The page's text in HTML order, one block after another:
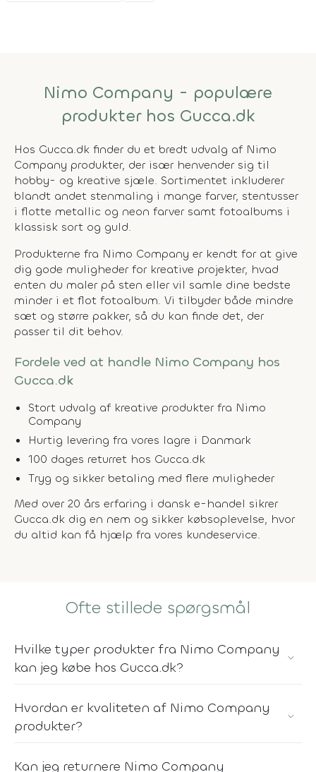
Nimo Company - populære
produkter hos Gucca.dk
Hos Gucca.dk finder du et bredt udvalg af Nimo
Company produkter, der især henvender sig til
hobby- og kreative sjæle. Sortimentet inkluderer
blandt andet stenmaling i mange farver, stentusser
i flotte metallic og neon farver samt fotoalbums i
klassisk sort og guld.
Produkterne fra Nimo Company er kendt for at give
dig gode muligheder for kreative projekter, hvad
enten du maler på sten eller vil samle dine bedste
minder i et flot fotoalbum. Vi tilbyder både mindre
sæt og større pakker, så du kan finde det, der
passer til dit behov.
Fordele ved at handle Nimo Company hos
Gucca.dk
Stort udvalg af kreative produkter fra Nimo
Company
Hurtig levering fra vores lagre i Danmark
100 dages returret hos Gucca.dk
Tryg og sikker betaling med flere muligheder
Med over 20 års erfaring i dansk e-handel sikrer
Gucca.dk dig en nem og sikker købsoplevelse, hvor
du altid kan få hjælp fra vores kundeservice.
Ofte stillede spørgsmål
Hvilke typer produkter fra Nimo Company
kan jeg købe hos Gucca.dk?
Hvordan er kvaliteten af Nimo Company
produkter?
Kan jeg returnere Nimo Company